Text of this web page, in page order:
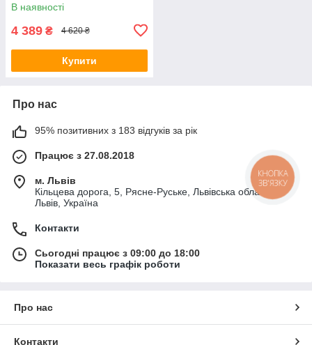
В наявності
4 389 ₴ 4 620 ₴
Купити
Про нас
95% позитивних з 183 відгуків за рік
Працює з 27.08.2018
м. Львів
Кільцева дорога, 5, Рясне-Руське, Львівська область,
Львів, Україна
Контакти
Сьогодні працює з 09:00 до 18:00
Показати весь графік роботи
Про нас
Контакти
КНОПКА
ЗВ'ЯЗКУ